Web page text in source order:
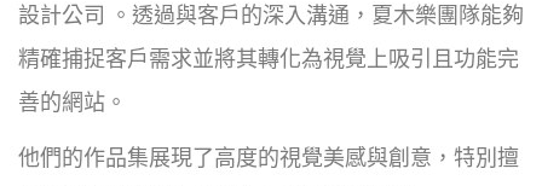
設計公司 。透過與客戶的深入溝通，夏木樂團隊能夠
精確捕捉客戶需求並將其轉化為視覺上吸引且功能完
善的網站。
他們的作品集展現了高度的視覺美感與創意，特別擅